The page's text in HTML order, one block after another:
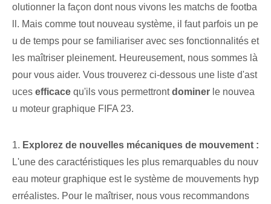
olutionner la façon dont nous vivons les matchs de footba
ll. Mais comme tout nouveau système, il faut parfois un pe
u de temps pour se familiariser avec ses fonctionnalités et
les maîtriser pleinement. Heureusement, nous sommes là
pour vous aider. Vous trouverez ci-dessous une liste d'ast
uces efficace qu'ils vous permettrontdominer le​ nouvea
u​ moteur graphique ⁢FIFA ‍23.
1. Explorez de nouvelles mécaniques de mouvement :
L'une des caractéristiques les plus remarquables du nouv
eau moteur graphique est le système de mouvements hyp
erréalistes. Pour le maîtriser, nous vous recommandons